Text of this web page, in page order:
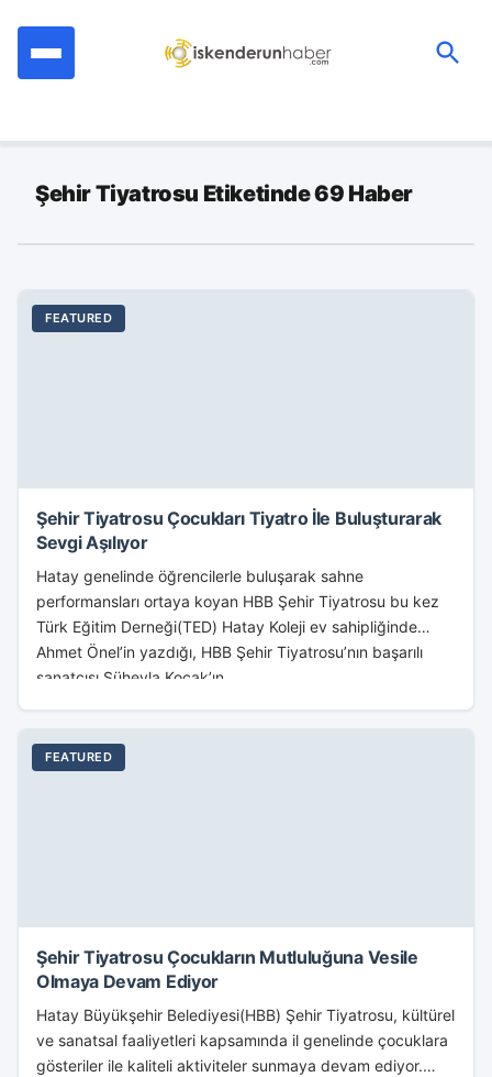
Şehir Tiyatrosu Etiketinde 69 Haber
FEATURED
Şehir Tiyatrosu Çocukları Tiyatro İle Buluşturarak
Sevgi Aşılıyor
Hatay genelinde öğrencilerle buluşarak sahne
performansları ortaya koyan HBB Şehir Tiyatrosu bu kez
Türk Eğitim Derneği(TED) Hatay Koleji ev sahipliğinde
Ahmet Önel’in yazdığı, HBB Şehir Tiyatrosu’nın başarılı
sanatçısı Süheyla Koçak’ın...
FEATURED
Şehir Tiyatrosu Çocukların Mutluluğuna Vesile
Olmaya Devam Ediyor
Hatay Büyükşehir Belediyesi(HBB) Şehir Tiyatrosu, kültürel
ve sanatsal faaliyetleri kapsamında il genelinde çocuklara
gösteriler ile kaliteli aktiviteler sunmaya devam ediyor.